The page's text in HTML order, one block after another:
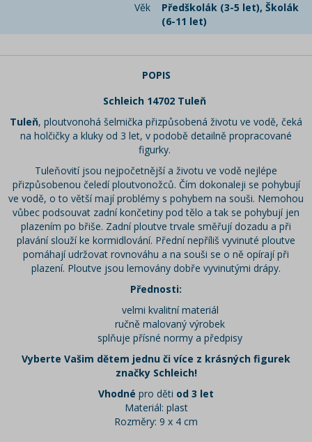
Věk
Předškolák (3-5 let), Školák
(6-11 let)
POPIS
Schleich 14702 Tuleň
Tuleň, ploutvonohá šelmička přizpůsobená životu ve vodě, čeká
na holčičky a kluky od 3 let, v podobě detailně propracované
figurky.
Tuleňovití jsou nejpočetnější a životu ve vodě nejlépe
přizpůsobenou čeledí ploutvonožců. Čím dokonaleji se pohybují
ve vodě, o to větší mají problémy s pohybem na souši. Nemohou
vůbec podsouvat zadní končetiny pod tělo a tak se pohybují jen
plazením po břiše. Zadní ploutve trvale směřují dozadu a při
plavání slouží ke kormidlování. Přední nepříliš vyvinuté ploutve
pomáhají udržovat rovnováhu a na souši se o ně opírají při
plazení. Ploutve jsou lemovány dobře vyvinutými drápy.
Přednosti:
velmi kvalitní materiál
ručně malovaný výrobek
splňuje přísné normy a předpisy
Vyberte Vašim dětem jednu či více z krásných figurek
značky Schleich!
Vhodné pro děti od 3 let
Materiál: plast
Rozměry: 9 x 4 cm